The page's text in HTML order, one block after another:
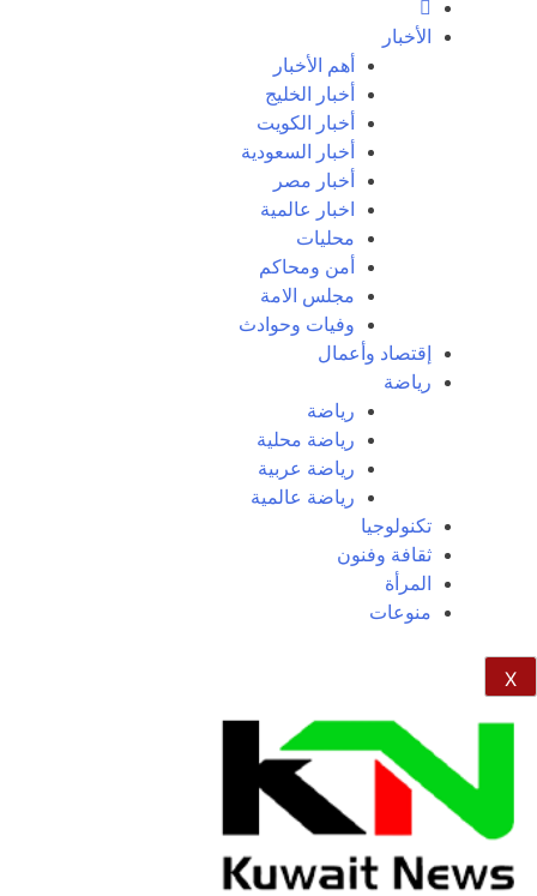
الأخبار
أهم الأخبار
أخبار الخليج
أخبار الكويت
أخبار السعودية
أخبار مصر
اخبار عالمية
محليات
أمن ومحاكم
مجلس الامة
وفيات وحوادث
إقتصاد وأعمال
رياضة
رياضة
رياضة محلية
رياضة عربية
رياضة عالمية
تكنولوجيا
ثقافة وفنون
المرأة
منوعات
X
NE
News Elementor